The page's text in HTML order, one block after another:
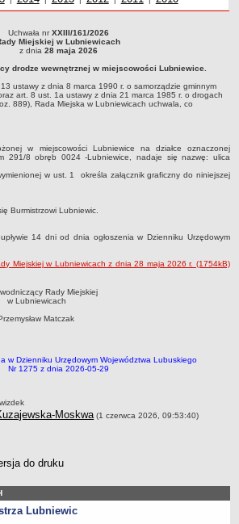
i komunikaty
wody
organizacyjny
Miejskiej w Lubniewicachz dnia 28 maja 2026w
drodze wewnętrznej w miejscowości Lubniewice.Na
poz. 662) oraz art. 8 ust. 1a ustawy z dnia 21 marca
Uchwała nrXXIII/161/2026
Miejskiej w Lubniewicach
z dnia 28 maja 2026
drodze wewnętrznej w miejscowości Lubniewice.
ustawy z dnia 8 marca 1990 r. o samorządzie gminnym
art. 8 ust. 1a ustawy z dnia 21 marca 1985 r. o drogach
889), Rada Miejska w Lubniewicach uchwala, co
w miejscowości Lubniewice na działce oznaczonej
291/8 obręb 0024 -Lubniewice, nadaje się nazwę: ulica
w ust. 1 określa załącznik graficzny do niniejszej
Burmistrzowi Lubniewic.
14 dni od dnia ogłoszenia w Dzienniku Urzędowym
Miejskiej w Lubniewicach z dnia 28 maja 2026 r. (1754kB)
Rady Miejskiej
Matczak
w Dzienniku Urzędowym Województwa Lubuskiego
Nr 1275 z dnia 2026-05-29
Moskwa (1 czerwca 2026, 09:53:40)
Lubniewic